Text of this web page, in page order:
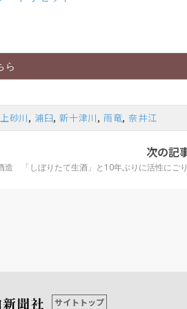
ら
上砂川, 浦臼, 新十津川, 雨竜,奈井江
次の記
サイトトップ